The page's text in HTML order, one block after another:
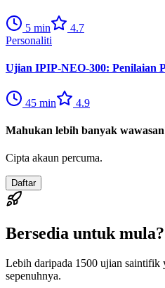
5 min
4.7
Personaliti
Ujian IPIP-NEO-300: Penilaian
45 min 4.9
Mahukan lebih banyak
Cipta akaun percuma.
Daftar
Bersedia untuk mula?
Lebih daripada 1500 ujian saintifik
sepenuhnya.